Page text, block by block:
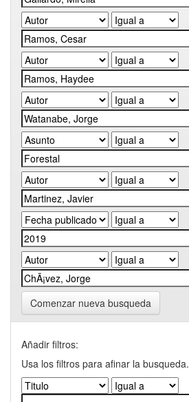
Comenzar nueva busqueda
Añadir filtros:
Usa los filtros para afinar la busqueda.